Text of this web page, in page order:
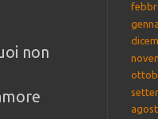
non